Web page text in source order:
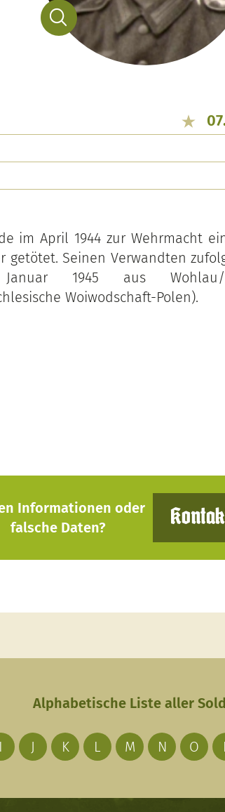
im April 1944 zur Wehrmacht
getötet. Seinen Verwandten
1945 aus Wohlau/
Woiwodschaft-Polen).
Informationen oder
falsche Daten?
Alphabetische Liste aller
I J K L M N O